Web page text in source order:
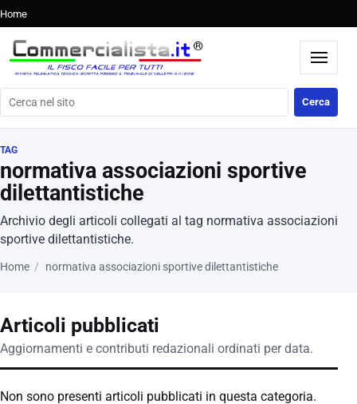
Home
Cerca nel sito Cerca
TAG
normativa associazioni sportive
dilettantistiche
Archivio degli articoli collegati al tag normativa associazioni
sportive dilettantistiche.
Home normativa associazioni sportive dilettantistiche
Articoli pubblicati
Aggiornamenti e contributi redazionali ordinati per data.
Non sono presenti articoli pubblicati in questa categoria.